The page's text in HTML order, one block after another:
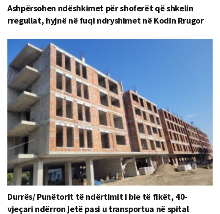
Ashpërsohen ndëshkimet për shoferët që shkelin
rregullat, hyjnë në fuqi ndryshimet në Kodin Rrugor
Durrës/ Punëtorit të ndërtimit i bie të fikët, 40-
vjeçari ndërron jetë pasi u transportua në spital